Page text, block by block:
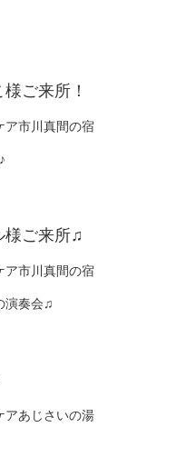
ご来所！
ア市川真間の宿
様ご来所♫
ア市川真間の宿
演奏会♫
アあじさいの湯